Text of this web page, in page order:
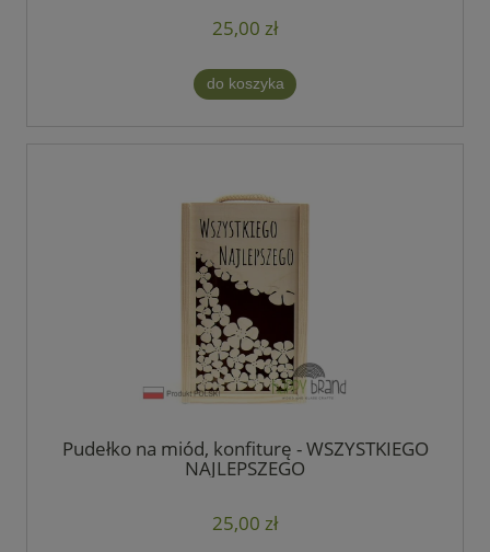
25,00 zł
do koszyka
Pudełko na miód, konfiturę - WSZYSTKIEGO
NAJLEPSZEGO
25,00 zł